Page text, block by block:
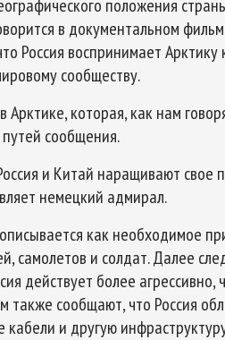
положения
в документальном
Россия воспринимает Арктику
сообществу.
которая, как нам
сообщения.
и Китай наращивают свое
немецкий адмирал.
как необходимое
самолетов и солдат. Далее
действует более агрессивно,
также сообщают, что Россия
и другую